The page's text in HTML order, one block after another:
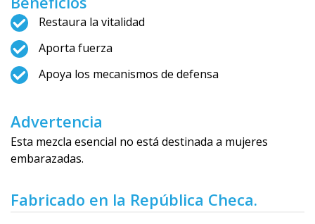
Restaura la vitalidad
Aporta fuerza
Apoya los mecanismos de defensa
Advertencia
Esta mezcla esencial no está destinada a mujeres
embarazadas.
Fabricado en la República Checa.